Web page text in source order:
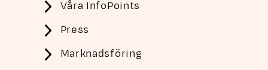
Våra InfoPoints
Press
Marknadsföring